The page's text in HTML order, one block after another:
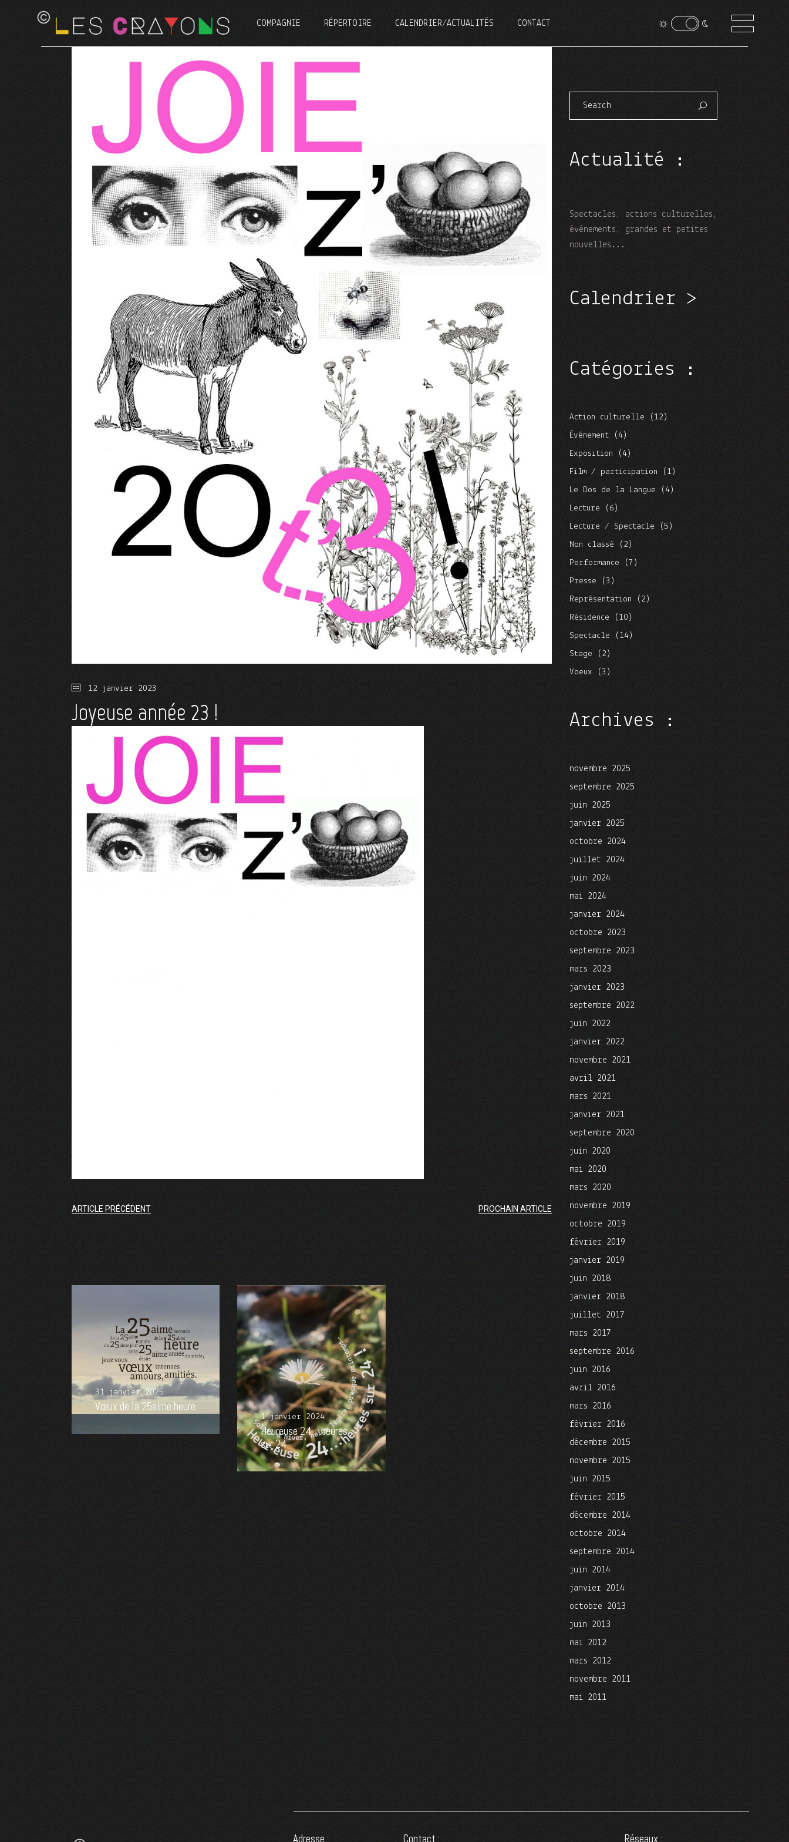
COMPAGNIE
DÉMARCHE ARTISTIQUE
L’ASSOCIATION
RÉPERTOIRE
SPECTACLES
SCÉNOGRAPHIES
CALENDRIER/ACTUALITÉS CONTACT
DÉMARCHE ARTISTIQUE
PORTRAITS
L’ASSOCIATION
SPECTACLES
PROJETS CULTURELS
SCÉNOGRAPHIES
12 janvier 2023
Joyeuse année 23 !
ARTICLE PRÉCÉDENT PROCHAIN ARTICLE
31 janvier 2025
Vœux de la 25aime heure
1 janvier 2024
Heureuse 24… heures
sur 24
for:
Actualité :
Spectacles, actions culturelles,
événements, grandes et petites
nouvelles...
Calendrier >
Catégories :
Action culturelle (12)
Événement(4)
Exposition (4)
Film / participation (1)
Le Dos de la Langue (4)
Lecture (6)
Lecture / Spectacle (5)
Non classé (2)
Performance (7)
Presse (3)
Représentation (2)
Résidence (10)
Spectacle (14)
Stage (2)
Voeux (3)
Archives :
novembre 2025
septembre 2025
juin 2025
janvier 2025
octobre 2024
juillet 2024
juin 2024
mai 2024
janvier 2024
octobre 2023
septembre 2023
mars 2023
janvier 2023
septembre 2022
juin 2022
janvier 2022
novembre 2021
avril 2021
mars 2021
janvier 2021
septembre 2020
juin 2020
mai 2020
mars 2020
novembre 2019
octobre 2019
février 2019
janvier 2019
juin 2018
janvier 2018
juillet 2017
mars 2017
septembre 2016
juin 2016
avril 2016
mars 2016
février 2016
décembre 2015
novembre 2015
juin 2015
février 2015
décembre 2014
octobre 2014
septembre 2014
juin 2014
janvier 2014
octobre 2013
juin 2013
mai 2012
mars 2012
novembre 2011
mai 2011
Adresse : Contact : Réseaux :